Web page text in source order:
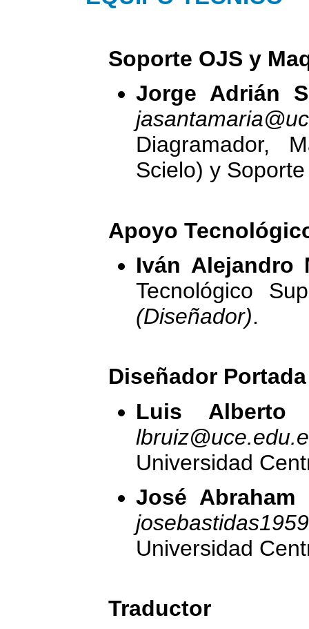
Soporte OJS y
Jorge Adrián
Diagramador,
Scielo) y
Apoyo
Iván Alejandro
Tecnológico
(Diseñador).
Diseñador Portada
Luis Alberto
Universidad
José Abraham
Universidad
Traductor